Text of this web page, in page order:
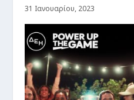
31 Ιανουαρίου, 2023